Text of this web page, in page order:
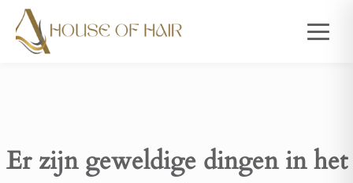
Er zijn geweldige dingen in het